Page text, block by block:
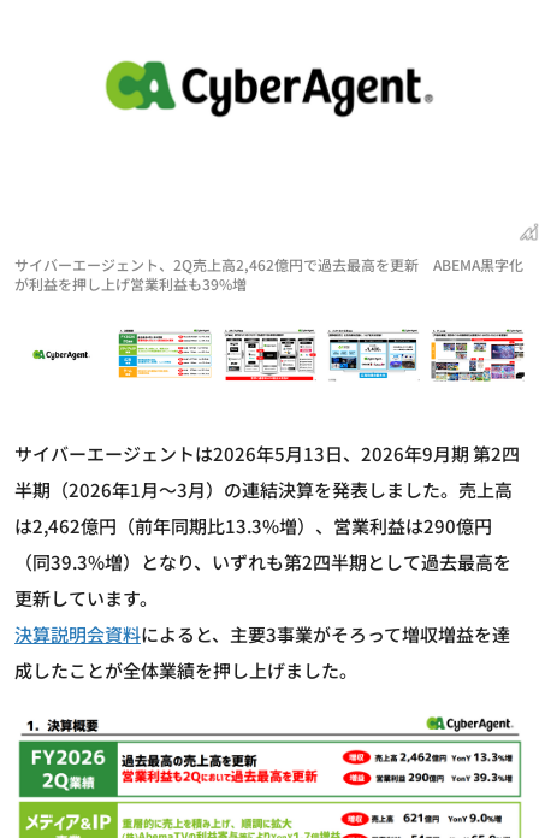
サイバーエージェント、2Q売上高2,462億円で過去最高を更新 ABEMA黒字化
が利益を押し上げ営業利益も39%増
サイバーエージェントは2026年5月13日、2026年9月期 第2四
半期（2026年1月～3月）の連結決算を発表しました。売上高
は2,462億円（前年同期比13.3%増）、営業利益は290億円
（同39.3%増）となり、いずれも第2四半期として過去最高を
更新しています。
決算説明会資料によると、主要3事業がそろって増収増益を達
成したことが全体業績を押し上げました。